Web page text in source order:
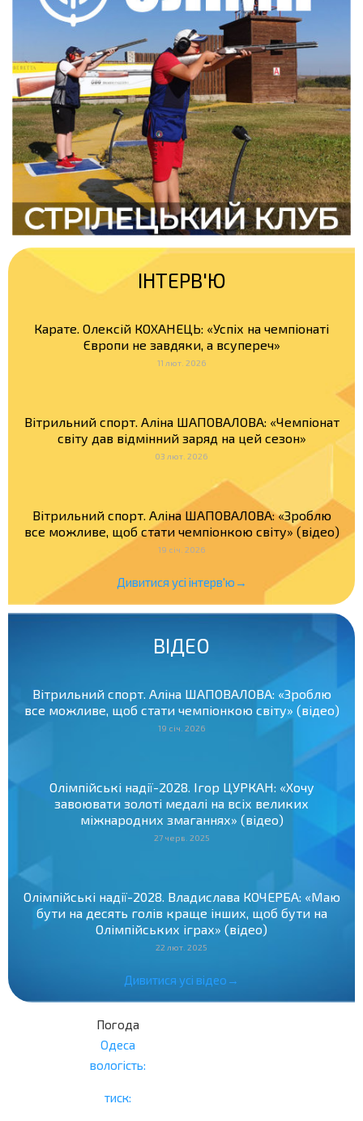
ІНТЕРВ'Ю
Карате. Олексій КОХАНЕЦЬ: «Успіх на чемпіонаті
Європи не завдяки, а всупереч»
11 лют. 2026
Вітрильний спорт. Аліна ШАПОВАЛОВА: «Чемпіонат
світу дав відмінний заряд на цей сезон»
03 лют. 2026
Вітрильний спорт. Аліна ШАПОВАЛОВА: «Зроблю
все можливе, щоб стати чемпіонкою світу» (відео)
19 січ. 2026
Дивитися усі інтерв'ю→
ВІДЕО
Вітрильний спорт. Аліна ШАПОВАЛОВА: «Зроблю
все можливе, щоб стати чемпіонкою світу» (відео)
19 січ. 2026
Олімпійські надії-2028. Ігор ЦУРКАН: «Хочу
завоювати золоті медалі на всіх великих
міжнародних змаганнях» (відео)
27 черв. 2025
Олімпійські надії-2028. Владислава КОЧЕРБА: «Маю
бути на десять голів краще інших, щоб бути на
Олімпійських іграх» (відео)
22 лют. 2025
Дивитися усі відео→
Погода
Одеса
вологість:
тиск: